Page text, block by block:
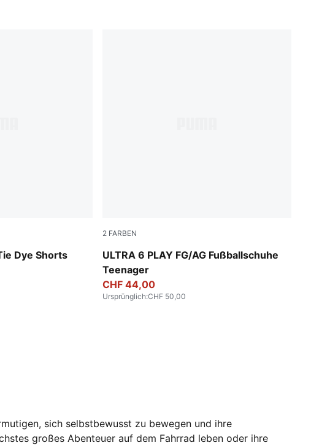
Dye Shorts
2 FARBEN
ULTRA 6 PLAY FG/AG Fußballschuhe
Teenager
Ultra Blue-PUMA White-Glowing Red
CHF 44,00
Ursprünglich:CHF 50,00
sich selbstbewusst zu bewegen und ihre
großes Abenteuer auf dem Fahrrad leben oder ihre